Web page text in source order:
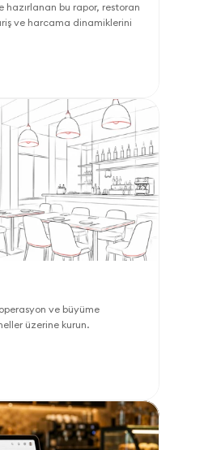
hazırlanan bu rapor, restoran
ve harcama dinamiklerini
ve büyüme
üzerine kurun.